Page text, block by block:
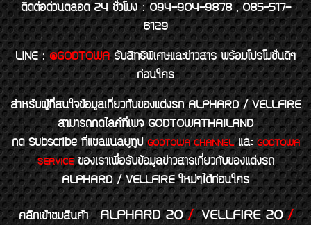
ติดต่อด่วนตลอด 24 ชั่วโมง : 094-904-9878 , 085-517-
6129
LINE : @GODTOWA รับสิทธิพิเศษและข่าวสาร พร้อมโปรโมชั่นดีๆ
ก่อนใคร
สำหรับผู้ที่สนใจข้อมูลเกี่ยวกับของแต่งรถ ALPHARD / VELLFIRE
สามารถกดไลค์ที่เพจ GODTOWATHAILAND
กด Subscribe ที่แชลแนลยูทูปGODTOWA CHANNELและGODTOWA
SERVICEของเราเพื่อรับข้อมูลข่าวสารเกี่ยวกับของแต่งรถ
ALPHARD / VELLFIRE ใหม่ๆได้ก่อนใคร
คลิกเข้าชมสินค้า ALPHARD 20/VELLFIRE 20/